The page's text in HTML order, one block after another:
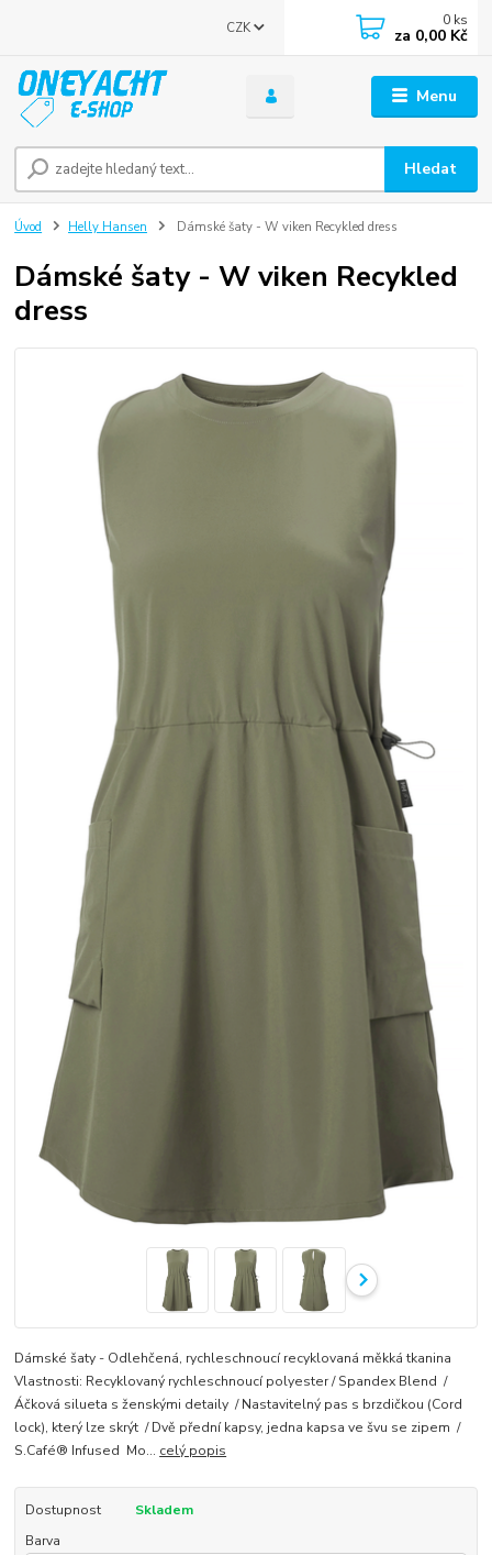
Menu
CZK
Hledat
0 ks
za 0,00 Kč
Úvod Helly Hansen Dámské šaty - W viken Recykled dress
Dámské šaty - W viken Recykled
dress
Dámské šaty - Odlehčená, rychleschnoucí recyklovaná měkká tkanina
Vlastnosti: Recyklovaný rychleschnoucí polyester / Spandex Blend /
Áčková silueta s ženskými detaily / Nastavitelný pas s brzdičkou (Cord
lock), který lze skrýt / Dvě přední kapsy, jedna kapsa ve švu se zipem /
S.Café® Infused Mo... celý popis
Dostupnost
Skladem
Barva